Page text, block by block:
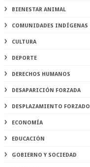
BIENESTAR ANIMAL
COMUNIDADES INDÍGENAS
CULTURA
DEPORTE
DERECHOS HUMANOS
DESAPARICIÓN FORZADA
DESPLAZAMIENTO FORZADO
ECONOMÍA
EDUCACIÓN
GOBIERNO Y SOCIEDAD